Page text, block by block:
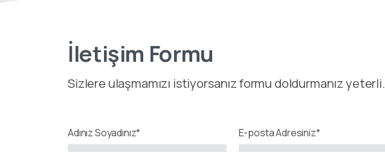
İletişim Formu
Sizlere ulaşmamızı istiyorsanız formu doldurmanız yeterli.
Adınız Soyadınız* E-posta Adresiniz*